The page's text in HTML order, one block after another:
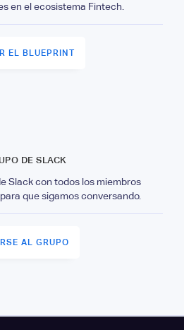
en el ecosistema Fintech.
EL BLUEPRINT
DE SLACK
Slack con todos los miembros
que sigamos conversando.
AL GRUPO